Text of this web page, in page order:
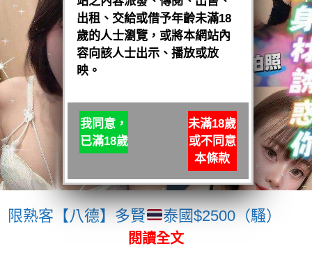
限熟客【八德】多賢 泰國$2500（騷）
閱讀全文
出租、交給或借予年齡未滿18
歲的人士瀏覽，或將本網站內
容向該人士出示、播放或放
映。
我同意，
已滿18歲
未滿18歲
或不同意
本條款